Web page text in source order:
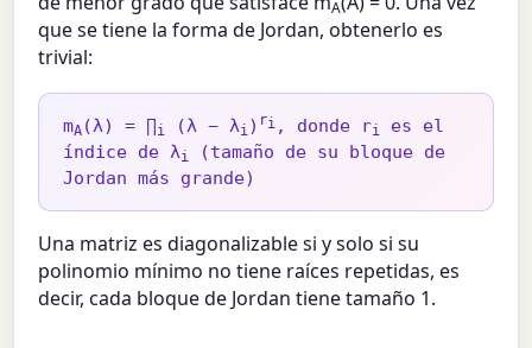
A
que se tiene la forma de Jordan, obtenerlo es
trivial:
mA (λ) = ∏i (λ − λi) ri , donde ri
es el
índice de λi
(tamaño de su bloque de
Jordan más grande)
Una matriz es diagonalizable si y solo si su
polinomio mínimo no tiene raíces repetidas, es
decir, cada bloque de Jordan tiene tamaño 1.